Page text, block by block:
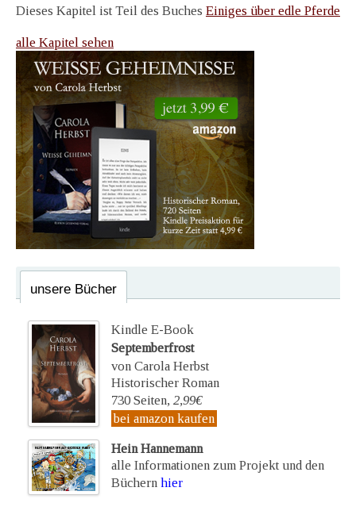
Dieses Kapitel ist Teil des Buches Einiges über edle Pferde
alle Kapitel sehen
unsere Bücher
Kindle E-Book
Septemberfrost
von Carola Herbst
Historischer Roman
730 Seiten, 2,99€
bei amazon kaufen
Hein Hannemann
alle Informationen zum Projekt und den
Büchern hier